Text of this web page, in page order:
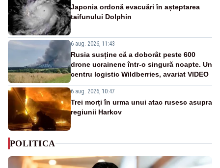
Japonia ordonă evacuări în așteptarea
taifunului Dolphin
6 aug. 2026, 11:43
Rusia susține că a doborât peste 600
drone ucrainene într-o singură noapte. Un
centru logistic Wildberries, avariat VIDEO
6 aug. 2026, 10:47
Trei morți în urma unui atac rusesc asupra
regiunii Harkov
POLITICA